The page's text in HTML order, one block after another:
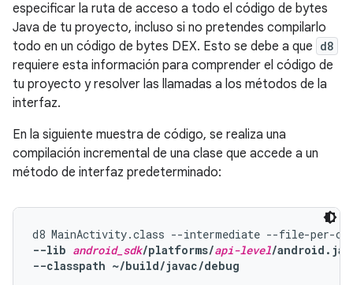
especificar la ruta de acceso a todo el código de bytes
Java de tu proyecto, incluso si no pretendes compilarlo
todo en un código de bytes DEX. Esto se debe a que d8
requiere esta información para comprender el código de
tu proyecto y resolver las llamadas a los métodos de la
interfaz.
En la siguiente muestra de código, se realiza una
compilación incremental de una clase que accede a un
método de interfaz predeterminado:
--lib android_sdk/platforms/api-level/android.jar
--classpath ~/build/javac/debug